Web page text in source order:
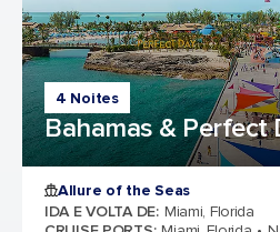
4 Noites
Bahamas & Perfect
Allure of the Seas
IDA E VOLTA DE: Miami, Florida